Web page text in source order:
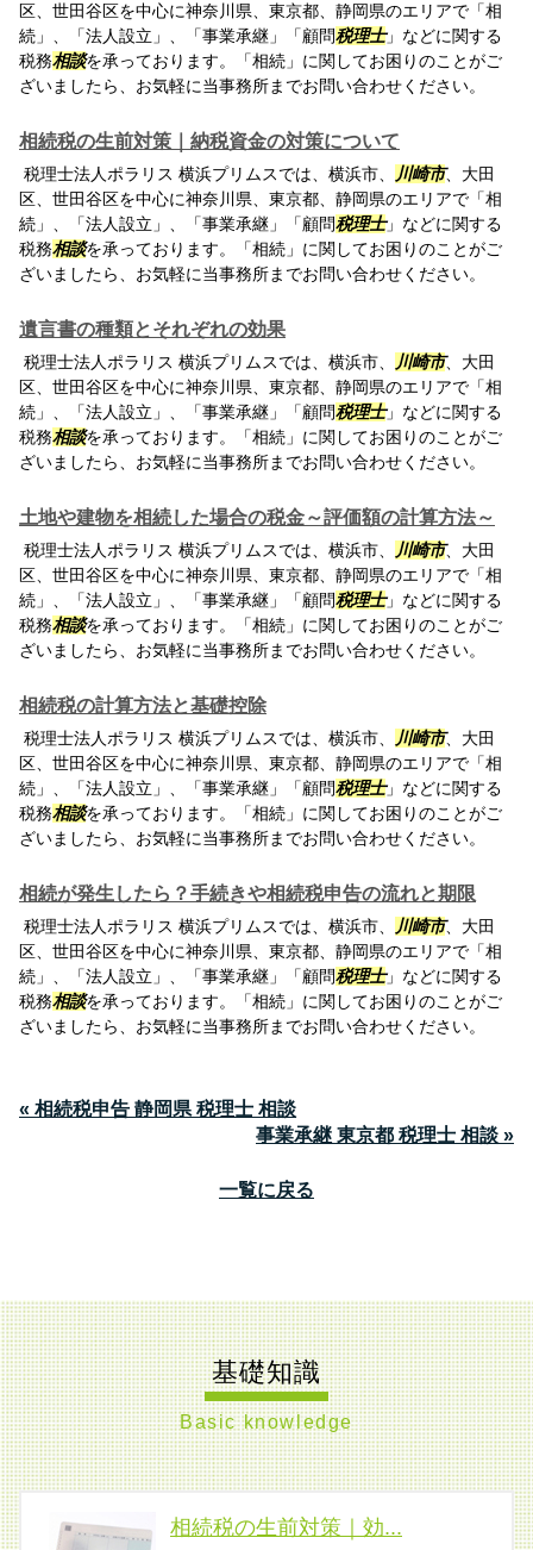
区、世田谷区を中心に神奈川県、東京都、静岡県のエリアで「相
続」、「法人設立」、「事業承継」「顧問税理士」などに関する
税務相談を承っております。「相続」に関してお困りのことがご
ざいましたら、お気軽に当事務所までお問い合わせください。
相続税の生前対策｜納税資金の対策について
税理士法人ポラリス 横浜プリムスでは、横浜市、 川崎市、大田
区、世田谷区を中心に神奈川県、東京都、静岡県のエリアで「相
続」、「法人設立」、「事業承継」「顧問税理士」などに関する
税務相談を承っております。「相続」に関してお困りのことがご
ざいましたら、お気軽に当事務所までお問い合わせください。
遺言書の種類とそれぞれの効果
税理士法人ポラリス 横浜プリムスでは、横浜市、 川崎市、大田
区、世田谷区を中心に神奈川県、東京都、静岡県のエリアで「相
続」、「法人設立」、「事業承継」「顧問税理士」などに関する
税務相談を承っております。「相続」に関してお困りのことがご
ざいましたら、お気軽に当事務所までお問い合わせください。
土地や建物を相続した場合の税金～評価額の計算方法～
税理士法人ポラリス 横浜プリムスでは、横浜市、 川崎市、大田
区、世田谷区を中心に神奈川県、東京都、静岡県のエリアで「相
続」、「法人設立」、「事業承継」「顧問税理士」などに関する
税務相談を承っております。「相続」に関してお困りのことがご
ざいましたら、お気軽に当事務所までお問い合わせください。
相続税の計算方法と基礎控除
税理士法人ポラリス 横浜プリムスでは、横浜市、 川崎市、大田
区、世田谷区を中心に神奈川県、東京都、静岡県のエリアで「相
続」、「法人設立」、「事業承継」「顧問税理士」などに関する
税務相談を承っております。「相続」に関してお困りのことがご
ざいましたら、お気軽に当事務所までお問い合わせください。
相続が発生したら？手続きや相続税申告の流れと期限
税理士法人ポラリス 横浜プリムスでは、横浜市、 川崎市、大田
区、世田谷区を中心に神奈川県、東京都、静岡県のエリアで「相
続」、「法人設立」、「事業承継」「顧問税理士」などに関する
税務相談を承っております。「相続」に関してお困りのことがご
ざいましたら、お気軽に当事務所までお問い合わせください。
« 相続税申告 静岡県 税理士 相談
事業承継 東京都 税理士 相談 »
一覧に戻る
基礎知識
Basic knowledge
相続税の生前対策｜効...